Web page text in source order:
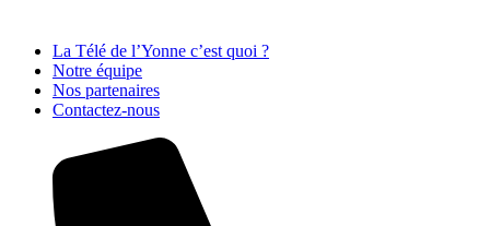
La Télé de l’Yonne c’est quoi ?
Notre équipe
Nos partenaires
Contactez-nous